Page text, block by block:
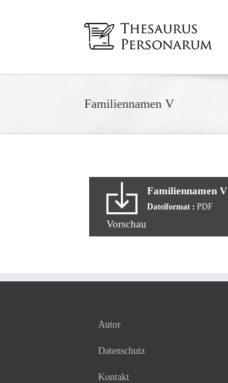
Familiennamen V
Familiennamen V
Dateiformat : PDF
Vorschau
Autor
Datenschutz
Kontakt